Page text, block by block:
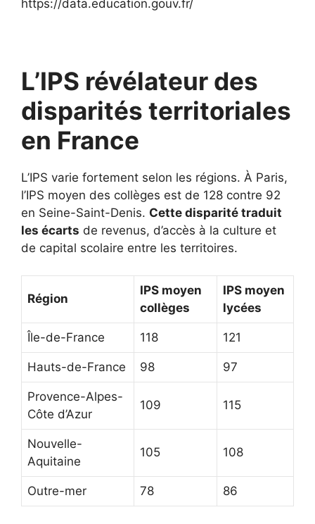
https://data.education.gouv.fr/
L’IPS révélateur des
disparités territoriales
en France
L’IPS varie fortement selon les régions. À Paris,
l’IPS moyen des collèges est de 128 contre 92
en Seine-Saint-Denis. Cette disparité traduit
les écarts de revenus, d’accès à la culture et
de capital scolaire entre les territoires.
Région
IPS moyen
collèges
IPS moyen
lycées
Île-de-France 118 121
Hauts-de-France 98 97
Provence-Alpes-
Côte d’Azur
109 115
Nouvelle-
Aquitaine
105 108
Outre-mer 78 86